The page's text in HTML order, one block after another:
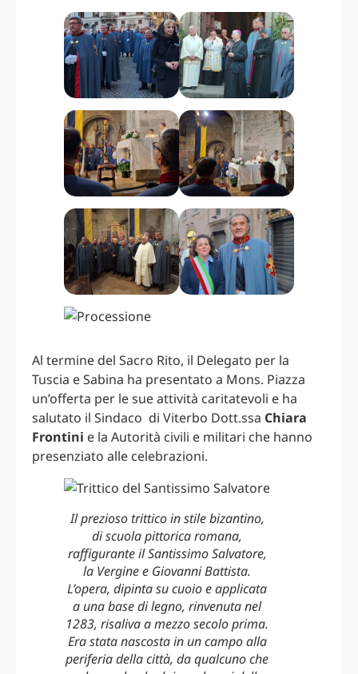
Al termine del Sacro Rito, il Delegato per la
Tuscia e Sabina ha presentato a Mons. Piazza
un’offerta per le sue attività caritatevoli e ha
salutato il Sindaco di Viterbo Dott.ssa Chiara
Frontini e la Autorità civili e militari che hanno
presenziato alle celebrazioni.
Il prezioso trittico in stile bizantino,
di scuola pittorica romana,
raffigurante il Santissimo Salvatore,
la Vergine e Giovanni Battista.
L’opera, dipinta su cuoio e applicata
a una base di legno, rinvenuta nel
1283, risaliva a mezzo secolo prima.
Era stata nascosta in un campo alla
periferia della città, da qualcuno che